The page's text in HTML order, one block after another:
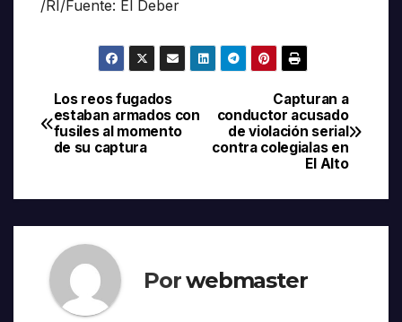
/RI/Fuente: El Deber
Navegación
de
Capturan a
conductor acusado
de violación serial
contra colegialas en
El Alto
Los reos fugados
estaban armados con
fusiles al momento
de su captura
Porwebmaster